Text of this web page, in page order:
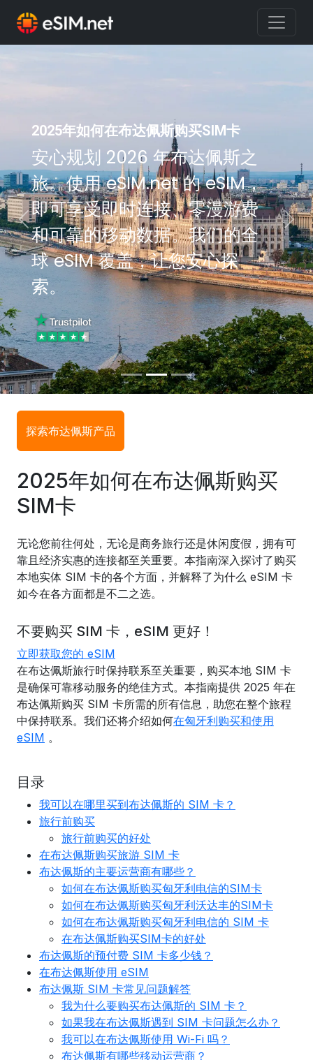
2025年如何在布达佩斯购买SIM卡
安心规划 2026 年布达佩斯之
旅。使用 eSIM.net 的 eSIM，
即可享受即时连接、零漫游费
和可靠的移动数据。我们的全
球 eSIM 覆盖，让您安心探
索。
Previous Next
探索布达佩斯产品
2025年如何在布达佩斯购买
SIM卡
无论您前往何处，无论是商务旅行还是休闲度假，拥有可
靠且经济实惠的连接都至关重要。本指南深入探讨了购买
本地实体 SIM 卡的各个方面，并解释了为什么 eSIM 卡
如今在各方面都是不二之选。
不要购买 SIM 卡，eSIM 更好！
立即获取您的 eSIM
在布达佩斯旅行时保持联系至关重要，购买本地 SIM 卡
是确保可靠移动服务的绝佳方式。本指南提供 2025 年在
布达佩斯购买 SIM 卡所需的所有信息，助您在整个旅程
中保持联系。我们还将介绍如何在匈牙利购买和使用
eSIM 。
目录
我可以在哪里买到布达佩斯的 SIM 卡？
旅行前购买
旅行前购买的好处
在布达佩斯购买旅游 SIM 卡
布达佩斯的主要运营商有哪些？
如何在布达佩斯购买匈牙利电信的SIM卡
如何在布达佩斯购买匈牙利沃达丰的SIM卡
如何在布达佩斯购买匈牙利电信的 SIM 卡
在布达佩斯购买SIM卡的好处
布达佩斯的预付费 SIM 卡多少钱？
在布达佩斯使用 eSIM
布达佩斯 SIM 卡常见问题解答
我为什么要购买布达佩斯的 SIM 卡？
如果我在布达佩斯遇到 SIM 卡问题怎么办？
我可以在布达佩斯使用 Wi-Fi 吗？
布达佩斯有哪些移动运营商？